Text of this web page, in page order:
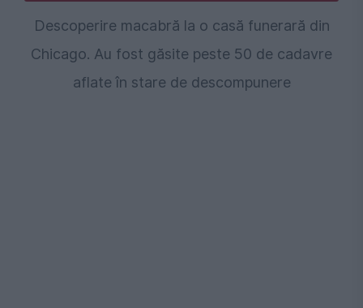
Descoperire macabră la o casă funerară din
Chicago. Au fost găsite peste 50 de cadavre
aflate în stare de descompunere